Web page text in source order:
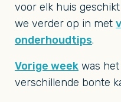
voor elk huis
we verder op in met
onderhoudtips.
Vorige week was
verschillende bonte